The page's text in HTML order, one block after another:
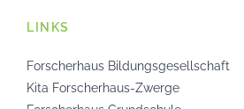
LINKS
Forscherhaus Bildungsgesellschaft
Kita Forscherhaus-Zwerge